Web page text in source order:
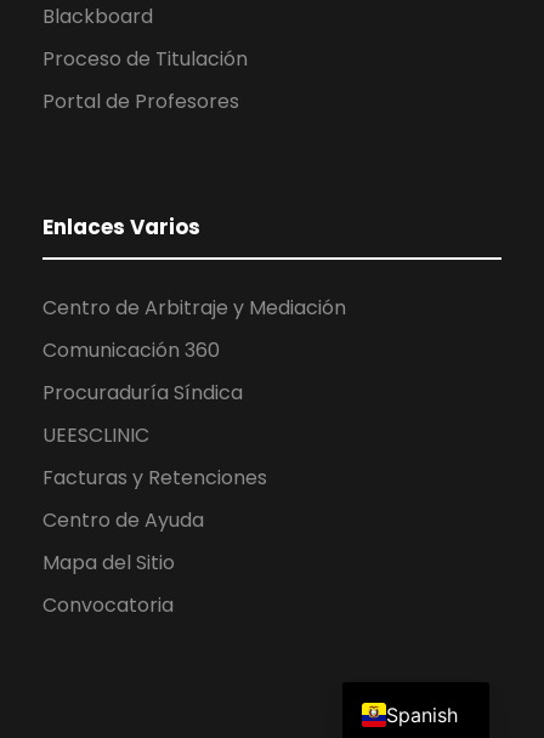
Blackboard
Proceso de Titulación
Portal de Profesores
Enlaces Varios
Centro de Arbitraje y Mediación
Comunicación 360
Procuraduría Síndica
UEESCLINIC
Facturas y Retenciones
Centro de Ayuda
Mapa del Sitio
Convocatoria
Spanish